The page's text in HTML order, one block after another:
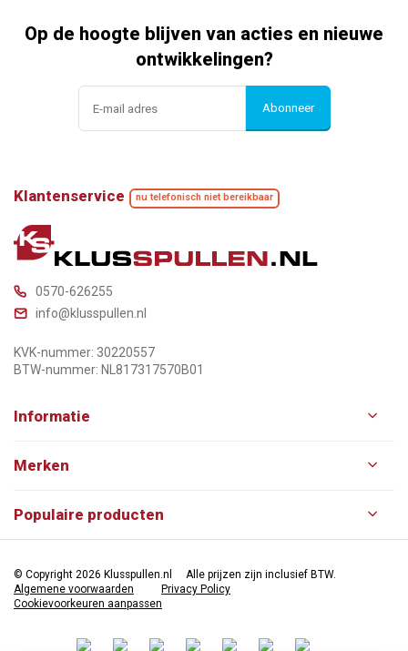
Op de hoogte blijven van acties en nieuwe
ontwikkelingen?
Abonneer
Klantenservice nu telefonisch niet bereikbaar
0570-626255
info@klusspullen.nl
KVK-nummer: 30220557
BTW-nummer: NL817317570B01
Informatie
Merken
Populaire producten
© Copyright 2026 Klusspullen.nl
Alle prijzen zijn inclusief BTW.
Algemene voorwaarden
Privacy Policy
Cookievoorkeuren aanpassen